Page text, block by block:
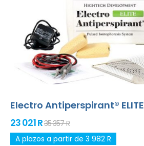
Electro Antiperspirant® ELITE
23 021 R35 357 R
A plazos a partir de 3 982 R